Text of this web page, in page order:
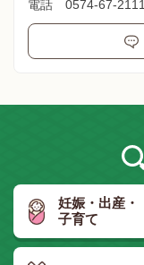
電話 0574-67-2111
妊娠・出産・
子育て